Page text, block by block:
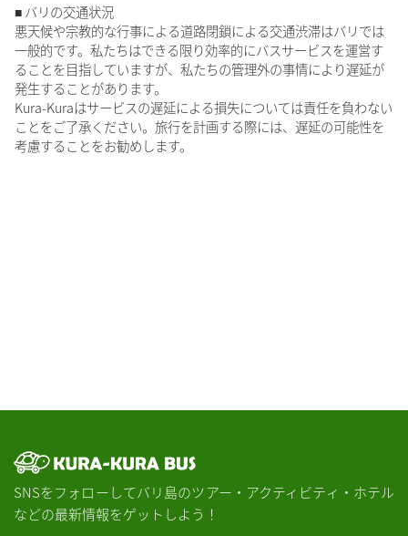
■ バリの交通状況
悪天候や宗教的な行事による道路閉鎖による交通渋滞はバリでは
一般的です。私たちはできる限り効率的にバスサービスを運営す
ることを目指していますが、私たちの管理外の事情により遅延が
発生することがあります。
Kura-Kuraはサービスの遅延による損失については責任を負わない
ことをご了承ください。旅行を計画する際には、遅延の可能性を
考慮することをお勧めします。
SNSをフォローしてバリ島のツアー・アクティビティ・ホテル
などの最新情報をゲットしよう！